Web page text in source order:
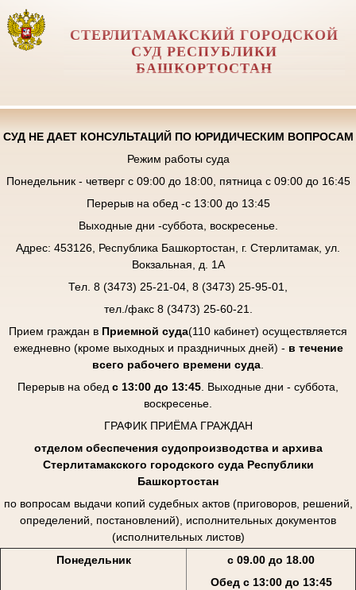
СТЕРЛИТАМАКСКИЙ ГОРОДСКОЙ
СУД РЕСПУБЛИКИ
БАШКОРТОСТАН
СУД НЕ ДАЕТ КОНСУЛЬТАЦИЙ ПО ЮРИДИЧЕСКИМ ВОПРОСАМ
Режим работы суда
Понедельник - четверг с 09:00 до 18:00, пятница с 09:00 до 16:45
Перерыв на обед -с 13:00 до 13:45
Выходные дни -суббота, воскресенье.
Адрес: 453126, Республика Башкортостан, г. Стерлитамак, ул.
Вокзальная, д. 1А
Тел. 8 (3473) 25-21-04, 8 (3473) 25-95-01,
тел./факс 8 (3473) 25-60-21.
Прием граждан в Приемной суда(110 кабинет) осуществляется
ежедневно (кроме выходных и праздничных дней) - в течение
всего рабочего времени суда
Перерыв на обед с 13:00 до 13:45 . Выходные дни - суббота,
воскресенье.
ГРАФИК ПРИЁМА ГРАЖДАН
отделом обеспечения судопроизводства и архива
Стерлитамакского городского суда Республики
Башкортостан
по вопросам выдачи копий судебных актов (приговоров, решений,
определений, постановлений), исполнительных документов
(исполнительных листов)
Понедельник
с 09.00 до 18.00
Обед с 13:00 до 13:45